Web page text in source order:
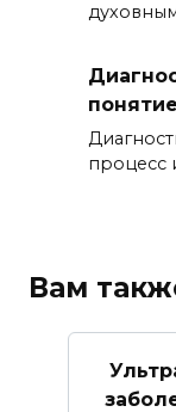
понятие
процесс
Вам